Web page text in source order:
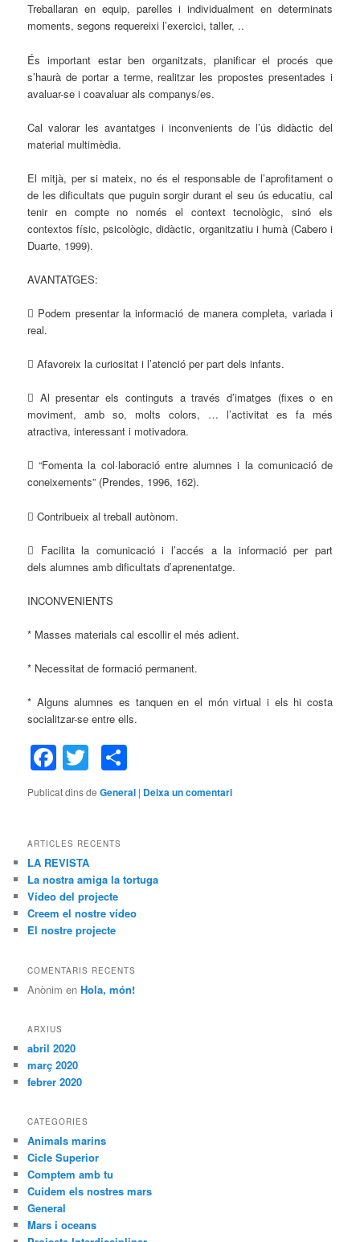
Treballaran en equip, parelles i individualment en determinats
moments, segons requereixi l’exercici, taller, ..
És important estar ben organitzats, planificar el procés que
s’haurà de portar a terme, realitzar les propostes presentades i
avaluar-se i coavaluar als companys/es.
Cal valorar les avantatges i inconvenients de l’ús didàctic del
material multimèdia.
El mitjà, per si mateix, no és el responsable de l’aprofitament o
de les dificultats que puguin sorgir durant el seu ús educatiu, cal
tenir en compte no només el context tecnològic, sinó els
contextos físic, psicològic, didàctic, organitzatiu i humà (Cabero i
Duarte, 1999).
AVANTATGES:
 Podem presentar la informació de manera completa, variada i
real.
 Afavoreix la curiositat i l’atenció per part dels infants.
 Al presentar els continguts a través d’imatges (fixes o en
moviment, amb so, molts colors, … l’activitat es fa més
atractiva, interessant i motivadora.
 “Fomenta la col·laboració entre alumnes i la comunicació de
coneixements” (Prendes, 1996, 162).
 Contribueix al treball autònom.
 Facilita la comunicació i l’accés a la informació per part
dels alumnes amb dificultats d’aprenentatge.
INCONVENIENTS
* Masses materials cal escollir el més adient.
* Necessitat de formació permanent.
* Alguns alumnes es tanquen en el món virtual i els hi costa
socialitzar-se entre ells.
Facebook
Twitter
Publicat dins de General | Deixa un comentari
ARTICLES RECENTS
LA REVISTA
La nostra amiga la tortuga
Vídeo del projecte
Creem el nostre vídeo
El nostre projecte
COMENTARIS RECENTS
Anònim enHola, món!
ARXIUS
abril 2020
març 2020
febrer 2020
CATEGORIES
Animals marins
Cicle Superior
Comptem amb tu
Cuidem els nostres mars
General
Mars i oceans